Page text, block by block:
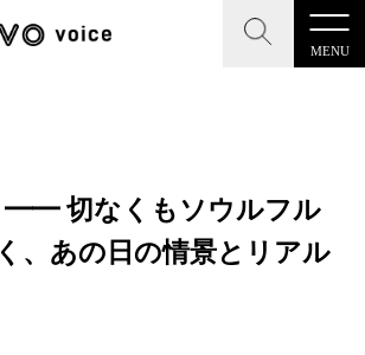
MENU
CLOSE
CLOSE
する”音楽特化メディア
━━ 切なくもソウルフル
、あの日の情景とリアル